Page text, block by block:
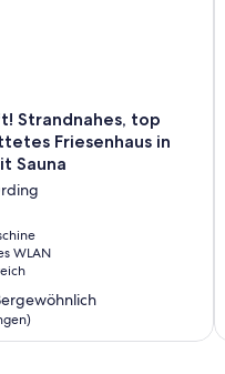
top
Friesenhaus in
Sauna
WLAN